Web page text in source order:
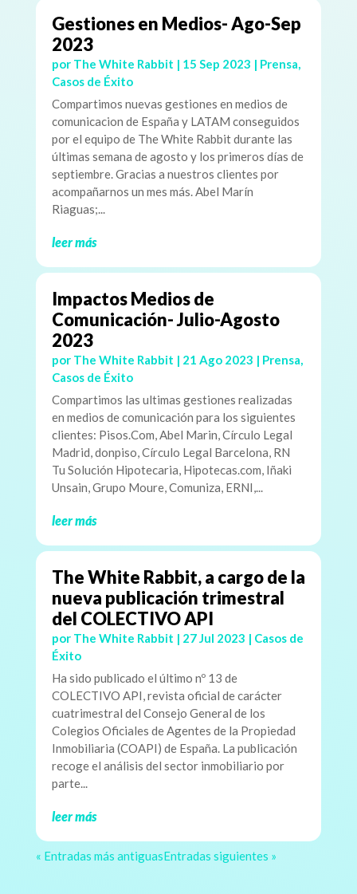
Gestiones en Medios- Ago-Sep
2023
por The White Rabbit | 15 Sep 2023 | Prensa,
Casos de Éxito
Compartimos nuevas gestiones en medios de
comunicacion de España y LATAM conseguidos
por el equipo de The White Rabbit durante las
últimas semana de agosto y los primeros días de
septiembre. Gracias a nuestros clientes por
acompañarnos un mes más. Abel Marín
Riaguas;...
leer más
Impactos Medios de
Comunicación- Julio-Agosto
2023
por The White Rabbit | 21 Ago 2023 | Prensa,
Casos de Éxito
Compartimos las ultimas gestiones realizadas
en medios de comunicación para los siguientes
clientes: Pisos.Com, Abel Marin, Círculo Legal
Madrid, donpiso, Círculo Legal Barcelona, RN
Tu Solución Hipotecaria, Hipotecas.com, Iñaki
Unsain, Grupo Moure, Comuniza, ERNI,...
leer más
The White Rabbit, a cargo de la
nueva publicación trimestral
del COLECTIVO API
por The White Rabbit | 27 Jul 2023 | Casos de
Éxito
Ha sido publicado el último nº 13 de
COLECTIVO API, revista oficial de carácter
cuatrimestral del Consejo General de los
Colegios Oficiales de Agentes de la Propiedad
Inmobiliaria (COAPI) de España. La publicación
recoge el análisis del sector inmobiliario por
parte...
leer más
« Entradas más antiguasEntradas siguientes »